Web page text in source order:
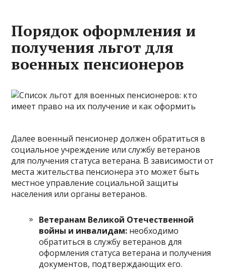
Порядок оформления и
получения льгот для
военных пенсионеров
Далее военный пенсионер должен обратиться в
социальное учреждение или службу ветеранов
для получения статуса ветерана. В зависимости от
места жительства пенсионера это может быть
местное управление социальной защиты
населения или органы ветеранов.
Ветеранам Великой Отечественной
войны и инвалидам: необходимо
обратиться в службу ветеранов для
оформления статуса ветерана и получения
документов, подтверждающих его.